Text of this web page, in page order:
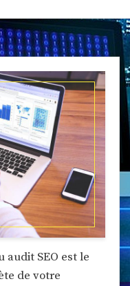
audit SEO est le
de votre